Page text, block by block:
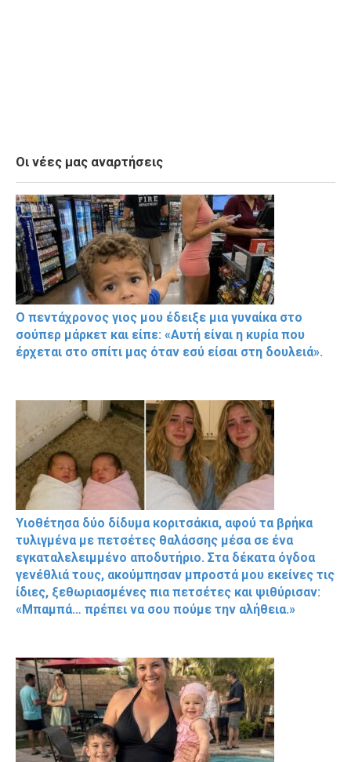
Οι νέες μας αναρτήσεις
Ο πεντάχρονος γιος μου έδειξε μια γυναίκα στο
σούπερ μάρκετ και είπε: «Αυτή είναι η κυρία που
έρχεται στο σπίτι μας όταν εσύ είσαι στη δουλειά».
Υιοθέτησα δύο δίδυμα κοριτσάκια, αφού τα βρήκα
τυλιγμένα με πετσέτες θαλάσσης μέσα σε ένα
εγκαταλελειμμένο αποδυτήριο. Στα δέκατα όγδοα
γενέθλιά τους, ακούμπησαν μπροστά μου εκείνες τις
ίδιες, ξεθωριασμένες πια πετσέτες και ψιθύρισαν:
«Μπαμπά… πρέπει να σου πούμε την αλήθεια.»